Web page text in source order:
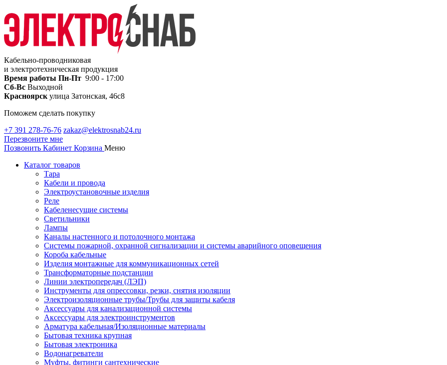
Кабельно-проводниковая
и электротехническая продукция
Время работы Пн-Пт 9:00 - 17:00
Сб-Вс Выходной
Красноярск улица Затонская, 46с8
Поможем сделать покупку
+7 391 278-76-76 zakaz@elektrosnab24.ru
Перезвоните мне
Позвонить Кабинет Корзина Меню
Каталог товаров
Тара
Кабели и провода
Электроустановочные изделия
Реле
Кабеленесущие системы
Светильники
Лампы
Каналы настенного и потолочного монтажа
Системы пожарной, охранной сигнализации и системы аварийного оповещения
Короба кабельные
Изделия монтажные для коммуникационных сетей
Трансформаторные подстанции
Линии электропередач (ЛЭП)
Инструменты для опрессовки, резки, снятия изоляции
Электроизоляционные трубы/Трубы для защиты кабеля
Аксессуары для канализационной системы
Аксессуары для электроинструментов
Арматура кабельная/Изоляционные материалы
Бытовая техника крупная
Бытовая электроника
Водонагреватели
Муфты, фитинги сантехнические